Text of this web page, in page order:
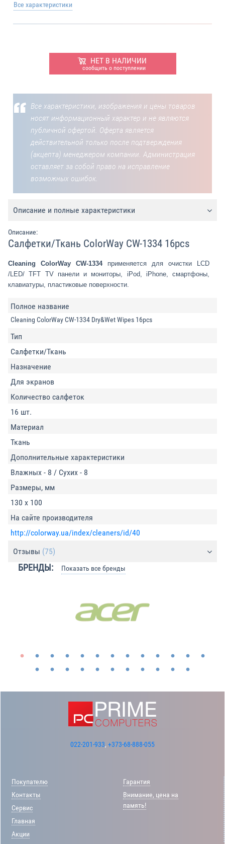
Все характеристики
НЕТ В НАЛИЧИИ
сообщить о поступлении
Все характеристики, изображения и цены товаров
носят информационный характер и не являются
публичной офертой. Оферта является
действительной только после подтверждения
(акцепта) менеджером компании. Администрация
оставляет за собой право на исправление
возможных ошибок.
Описание и полные характеристики
Описание:
Салфетки/Ткань ColorWay CW-1334 16pcs
Cleaning ColorWay CW-1334применяется для очистки LCD
/LED/ TFT TV панели и мониторы, iPod, iPhone, смартфоны,
клавиатуры, пластиковые поверхности.
Полное название
Cleaning ColorWay CW-1334 Dry&Wet Wipes 16pcs
Тип
Салфетки/Ткань
Назначение
Для экранов
Количество салфеток
16 шт.
Материал
Ткань
Дополнительные характеристики
Влажных - 8 / Сухих - 8
Размеры, мм
130 х 100
На сайте производителя
http://colorway.ua/index/cleaners/id/40
Отзывы (75)
БРЕНДЫ: Показать все бренды
022-201-933, +373-68-888-055
Покупателю
Контакты
Сервис
Главная
Акции
Гарантия
Внимание, цена на
память!